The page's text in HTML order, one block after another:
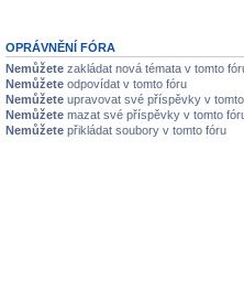
OPRÁVNĚNÍ FÓRA
Nemůžete zakládat nová témata v tomto
Nemůžete odpovídat v tomto fóru
Nemůžete upravovat své příspěvky v
Nemůžete mazat své příspěvky v tomto
Nemůžete přikládat soubory v tomto fóru